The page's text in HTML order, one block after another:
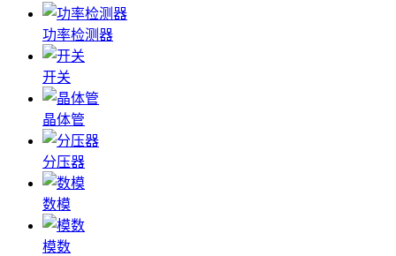
功率检测器
开关
晶体管
分压器
数模
模数